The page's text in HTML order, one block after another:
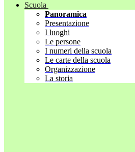
Scuola
Panoramica
Presentazione
I luoghi
Le persone
I numeri della scuola
Le carte della scuola
Organizzazione
La storia